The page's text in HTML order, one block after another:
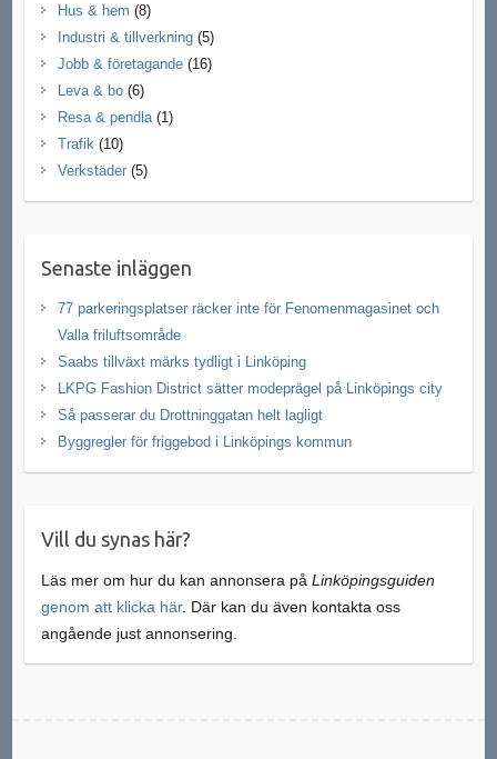
Hus & hem (8)
Industri & tillverkning(5)
Jobb & företagande(16)
Leva & bo(6)
Resa & pendla(1)
Trafik (10)
Verkstäder(5)
Senaste inläggen
77 parkeringsplatser räcker inte för Fenomenmagasinet och
Valla friluftsområde
Saabs tillväxt märks tydligt i Linköping
LKPG Fashion District sätter modeprägel på Linköpings city
Så passerar du Drottninggatan helt lagligt
Byggregler för friggebod i Linköpings kommun
Vill du synas här?
Läs mer om hur du kan annonsera på Linköpingsguiden
genom att klicka här. Där kan du även kontakta oss
angående just annonsering.